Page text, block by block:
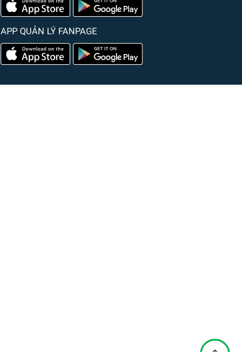
APP QUẢN LÝ FANPAGE